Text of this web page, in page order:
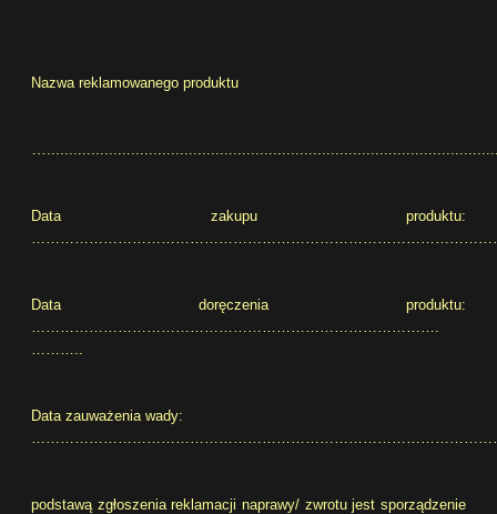
Nazwa reklamowanego produktu
Data zakupu produktu:
Data doręczenia produktu:
………………………………………………………………………….
………..
Data zauważenia wady:
podstawą zgłoszenia reklamacji naprawy/ zwrotu jest sporządzenie